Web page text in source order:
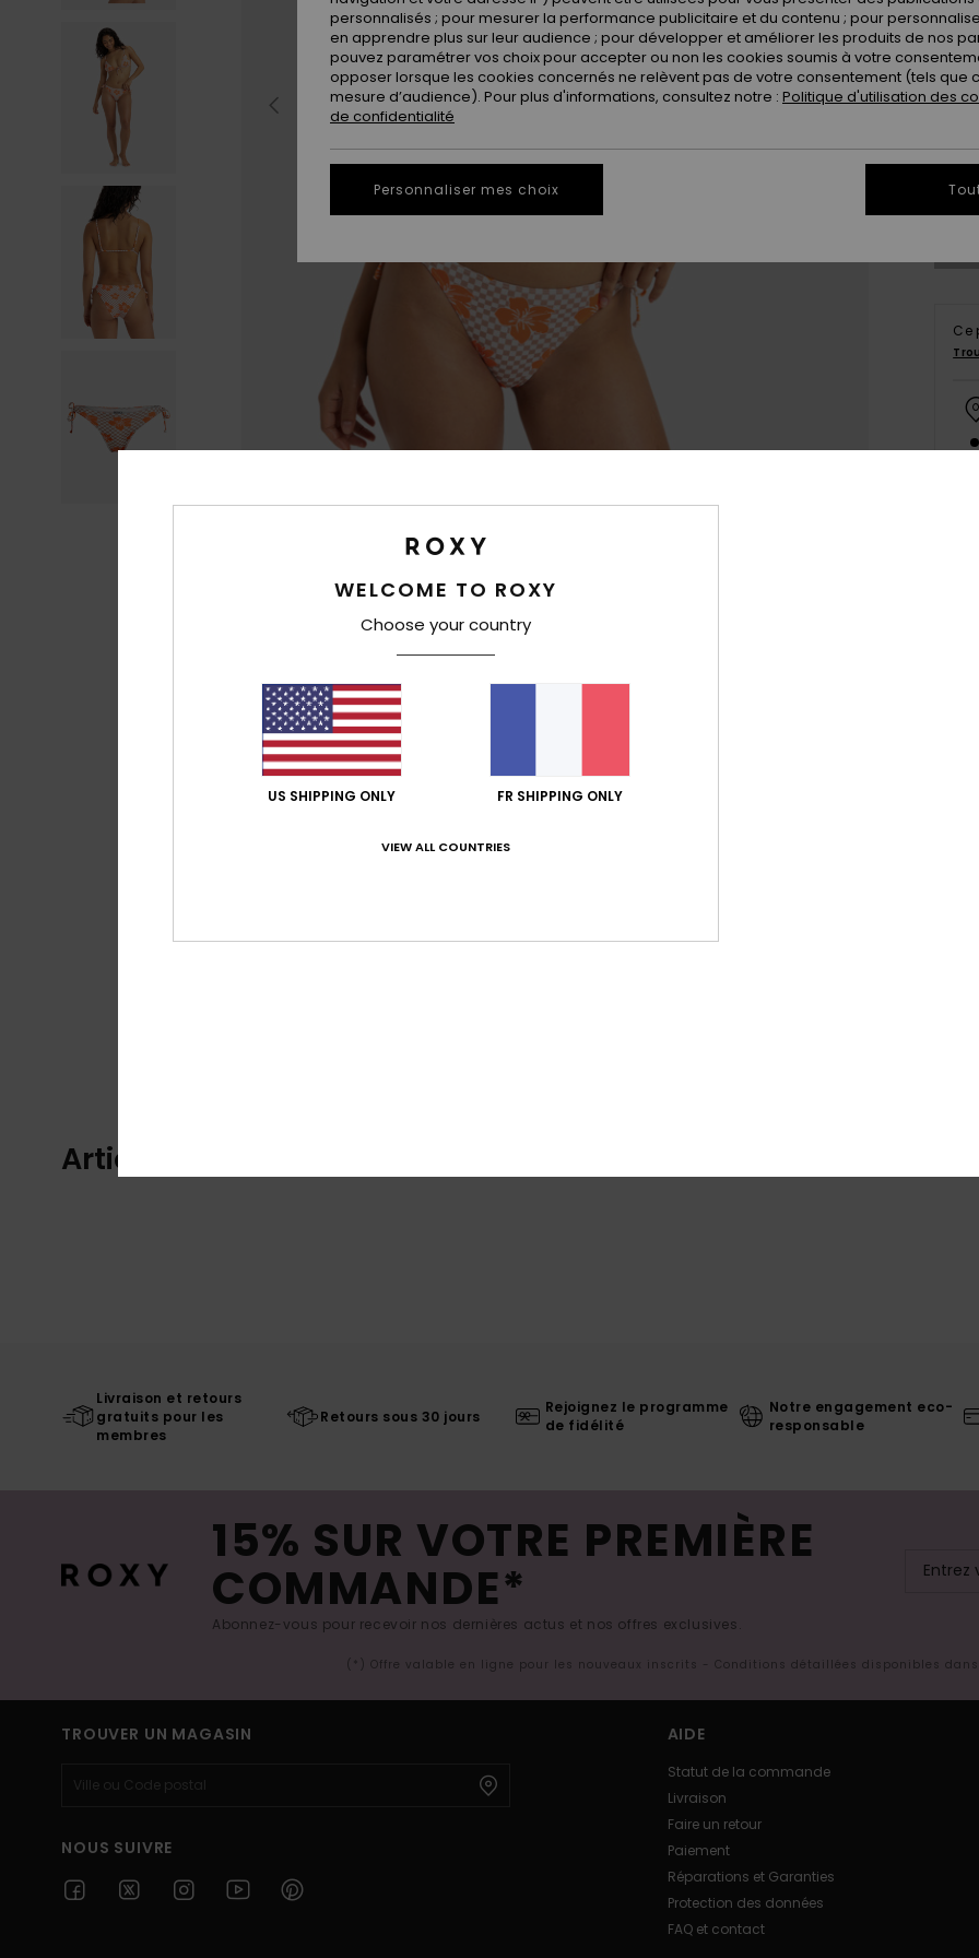
Ce
Articles vus récemment
Livraison et retours
gratuits pour les
membres
Retours sous 30 jours
Rejoignez le programme
de fidélité
Notre engagement eco-
responsable
15% SUR VOTRE PREMIÈRE
COMMANDE*
Abonnez-vous pour recevoir nos dernières actus et nos offres exclusives.
(*) Offre valable en ligne pour les nouveaux inscrits - Conditions détaillées disponibles
TROUVER UN MAGASIN
NOUS SUIVRE
AIDE
Statut de la commande
Livraison
Faire un retour
Paiement
Réparations et Garanties
Protection des données
FAQ et contact
WELCOME TO ROXY
Choose your country
US SHIPPING ONLY FR SHIPPING ONLY
VIEW ALL COUNTRIES
personnalisés ; pour mesurer la performance publicitaire et du contenu ; pour
en apprendre plus sur leur audience ; pour développer et améliorer les produits de nos
pouvez paramétrer vos choix pour accepter ou non les cookies soumis à votre
opposer lorsque les cookies concernés ne relèvent pas de votre consentement (tels que
mesure d’audience). Pour plus d'informations, consultez notre : Politique d'utilisation des
de confidentialité
Personnaliser mes choix